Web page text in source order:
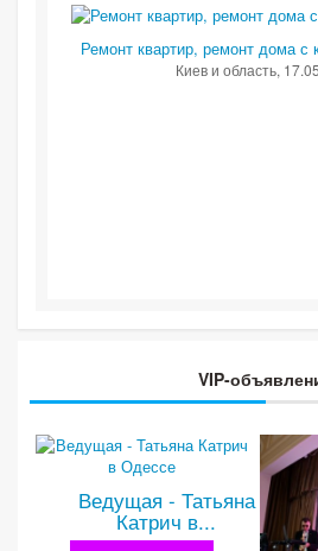
Ремонт квартир, ремонт дома с
Киев и область,
VIP-
Ведущая - Татьяна
Катрич в...